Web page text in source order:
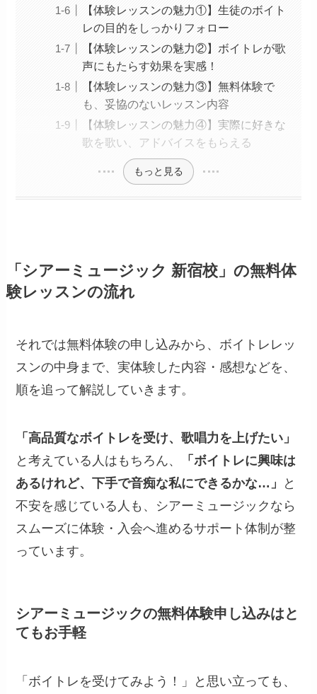
【体験レッスンの魅力①】生徒のボイト
レの目的をしっかりフォロー
【体験レッスンの魅力②】ボイトレが歌
声にもたらす効果を実感！
【体験レッスンの魅力③】無料体験で
も、妥協のないレッスン内容
【体験レッスンの魅力④】実際に好きな
歌を歌い、アドバイスをもらえる
もっと見る
「シアーミュージック 新宿校」の無料体
験レッスンの流れ
それでは無料体験の申し込みから、ボイトレレッ
スンの中身まで、実体験した内容・感想などを、
順を追って解説していきます。
「高品質なボイトレを受け、歌唱力を上げたい」
と考えている人はもちろん、
「ボイトレに興味は
あるけれど、下手で音痴な私にできるかな…」
と
不安を感じている人も、シアーミュージックなら
スムーズに体験・入会へ進めるサポート体制が整
っています。
シアーミュージックの無料体験申し込みはと
てもお手軽
「ボイトレを受けてみよう！」と思い立っても、